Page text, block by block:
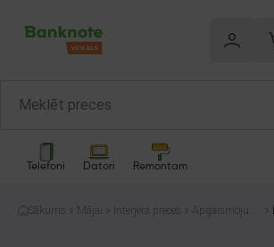
Telefoni Datori Remontam
Sākums Mājai Interjera preces
Apgaismojum